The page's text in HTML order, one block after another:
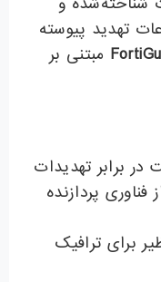
تهدید پیوسته
مبتنی بر
در برابر تهدیدات
فناوری پردازنده
برای ترافیک